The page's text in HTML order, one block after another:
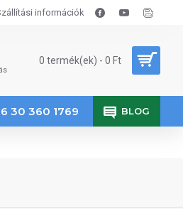
információk
0 termék(ek) - 0 Ft
30 360 1769 BLOG